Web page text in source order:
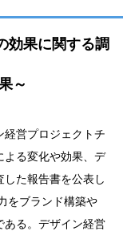
効果に関する調
～
経営プロジェクトチ
よる変化や効果、デ
た報告書を公表し
をブランド構築や
ある。デザイン経営